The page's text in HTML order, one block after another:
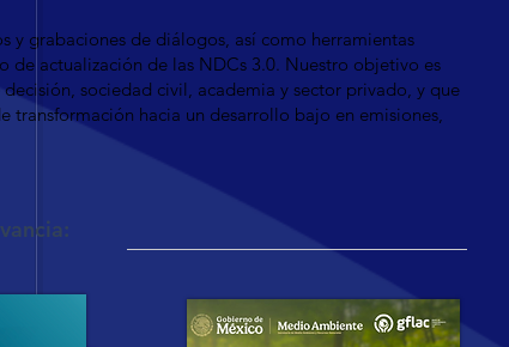
y grabaciones de diálogos, así como herramientas
actualización de las NDCs 3.0. Nuestro objetivo es
sociedad civil, academia y sector privado, y que
transformación hacia un desarrollo bajo en emisiones,